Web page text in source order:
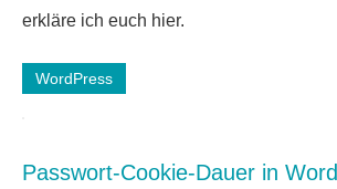
erkläre ich euch hier.
WordPress
Passwort-Cookie-Dauer in